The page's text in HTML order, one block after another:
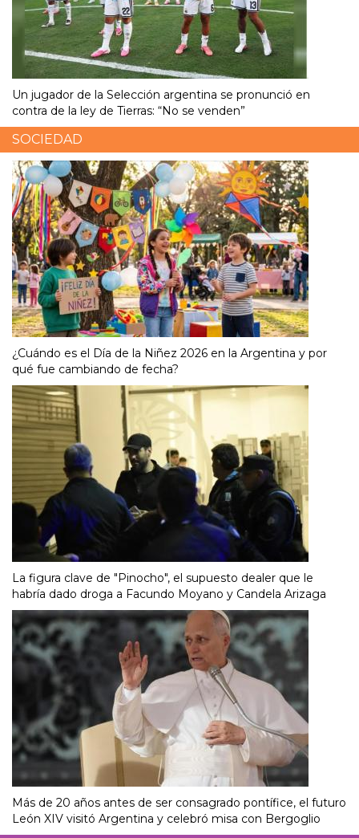
Un jugador de la Selección argentina se pronunció en
contra de la ley de Tierras: “No se venden”
SOCIEDAD
¿Cuándo es el Día de la Niñez 2026 en la Argentina y por
qué fue cambiando de fecha?
La figura clave de "Pinocho", el supuesto dealer que le
habría dado droga a Facundo Moyano y Candela Arizaga
Más de 20 años antes de ser consagrado pontífice, el futuro
León XIV visitó Argentina y celebró misa con Bergoglio